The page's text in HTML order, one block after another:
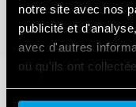
notre site avec nos
publicité et
avec d'autres
ou qu'ils ont
services.